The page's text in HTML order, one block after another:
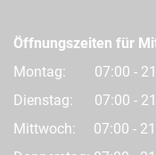
Öffnungszeiten für
Montag: 07:00 -
Dienstag: 07:00 -
Mittwoch: 07:00 -